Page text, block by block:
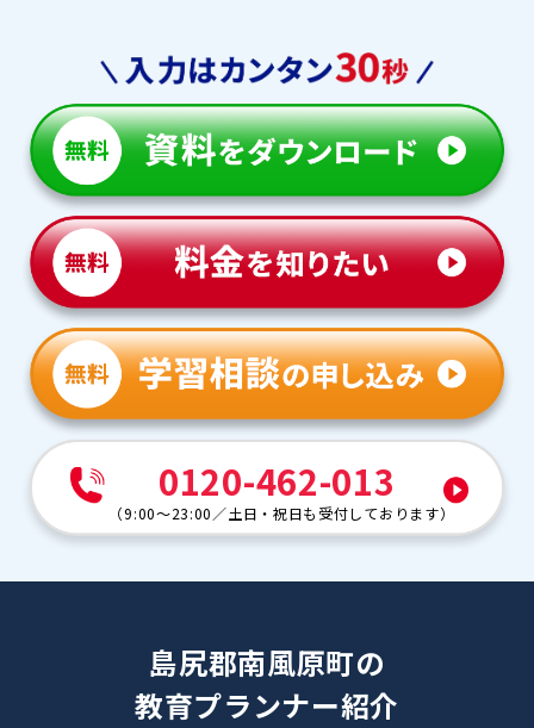
0120-462-013
（9:00～23:00 ／土日・祝日も受付しております）
島尻郡南風原町の
教育プランナー紹介